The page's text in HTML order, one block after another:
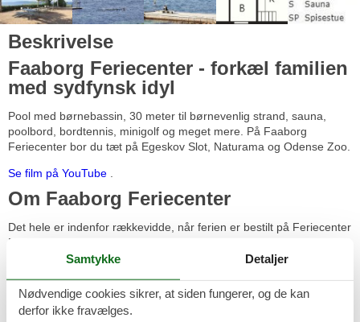
Beskrivelse
Faaborg Feriecenter - forkæl familien
med sydfynsk idyl
Pool med børnebassin, 30 meter til børnevenlig strand, sauna,
poolbord, bordtennis, minigolf og meget mere. På Faaborg
Feriecenter bor du tæt på Egeskov Slot, Naturama og Odense Zoo.
Se film på YouTube
Om Faaborg Feriecenter
Det hele er indenfor rækkevidde, når ferien er bestilt på Feriecenter
Faaborg. Lige ned til en børnevenlig strand og en uforstyrret udsigt
over det Sydfynske Øhav. De hyggelige lejligheder er samlet
Af fællesfaciliteter kan også nævnes: Indendørs swimmingpool,
bordtennis, poolbord, billard, legerum, legeplads med trampolin,
Samtykke Detaljer
Nødvendige cookies sikrer, at siden fungerer, og de kan
derfor ikke fravælges.